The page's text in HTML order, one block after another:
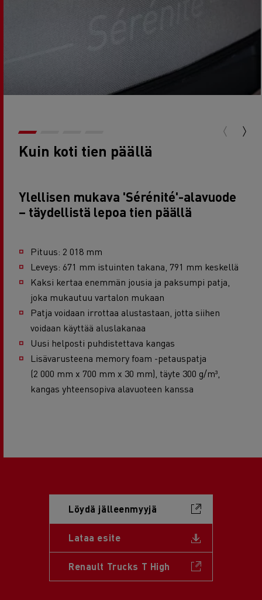
Kuin koti tien päällä
Ylellisen mukava 'Sérénité'-alavuode
– täydellistä lepoa tien päällä
Pituus: 2 018 mm
Leveys: 671 mm istuinten takana, 791 mm keskellä
Kaksi kertaa enemmän jousia ja paksumpi patja,
joka mukautuu vartalon mukaan
Patja voidaan irrottaa alustastaan, jotta siihen
voidaan käyttää aluslakanaa
Uusi helposti puhdistettava kangas
Lisävarusteena memory foam -petauspatja
(2 000 mm x 700 mm x 30 mm), täyte 300 g/m³,
kangas yhteensopiva alavuoteen kanssa
Löydä jälleenmyyjä
Lataa esite Document
Renault Trucks T High